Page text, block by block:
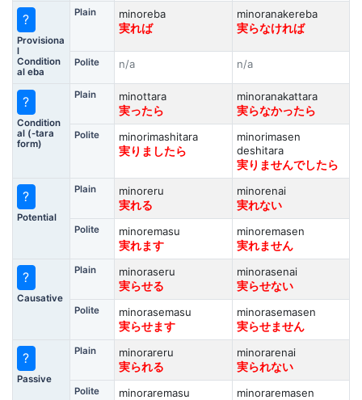
?
Provisiona
l
Condition
al eba
Plain
minoreba
実れば
minoranakereba
実らなければ
Polite n/a n/a
?
Condition
al (-tara
form)
Plain
minottara
実ったら
minoranakattara
実らなかったら
Polite
minorimashitara
実りましたら
minorimasen
deshitara
実りませんでしたら
?
Potential
Plain
minoreru
実れる
minorenai
実れない
Polite
minoremasu
実れます
minoremasen
実れません
?
Causative
Plain
minoraseru
実らせる
minorasenai
実らせない
Polite
minorasemasu
実らせます
minorasemasen
実らせません
?
Passive
Plain
minorareru
実られる
minorarenai
実られない
Polite
minoraremasu
minoraremasen